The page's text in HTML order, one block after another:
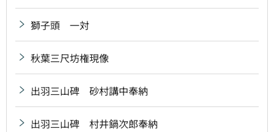
獅子頭 一対
秋葉三尺坊権現像
出羽三山碑 砂村講中奉納
出羽三山碑 村井鍋次郎奉納